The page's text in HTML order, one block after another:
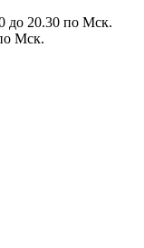
до 20.30 по Мcк.
Мcк.